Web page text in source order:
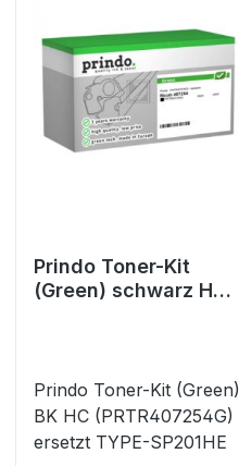
Prindo Toner-Kit
(Green) schwarz HC
Prindo Toner-Kit (Green)
BK HC (PRTR407254G)
ersetzt TYPE-SP201HE